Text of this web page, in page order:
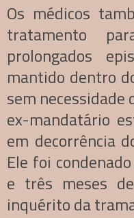
Os médicos
tratamento
prolongados
mantido dentro
sem necessidade
ex-mandatário
em decorrência
Ele foi
e três meses
inquérito da